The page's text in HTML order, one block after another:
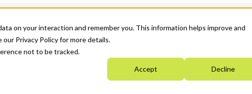
on your interaction and remember you. This information helps improve and
Privacy Policy for more details.
not to be tracked.
Accept Decline